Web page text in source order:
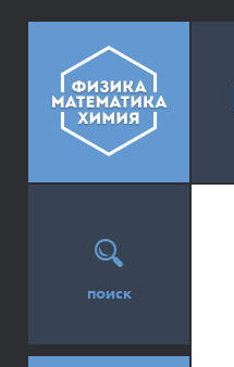
поиск